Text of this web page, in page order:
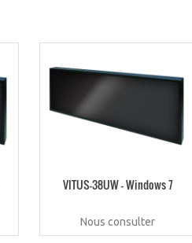
VITUS-38UW – Windows 7
Nous consulter